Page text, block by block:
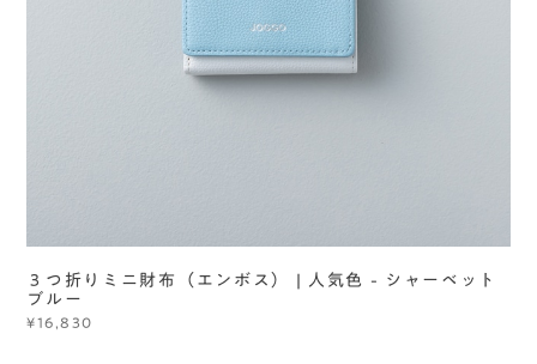
３つ折りミニ財布（エンボス） | 人気色 - シャーベット
ブルー
¥16,830